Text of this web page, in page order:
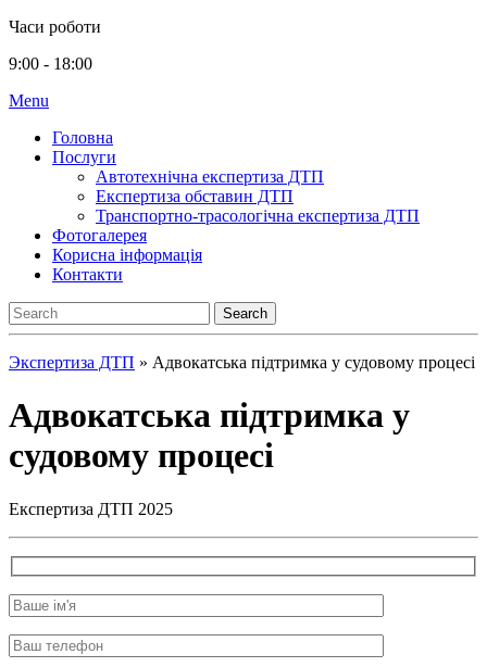
Часи роботи
9:00 - 18:00
Menu
Головна
Послуги
Автотехнічна експертиза ДТП
Експертиза обставин ДТП
Транспортно-трасологічна експертиза ДТП
Фотогалерея
Корисна інформація
Контакти
Экспертиза ДТП » Адвокатська підтримка у судовому процесі
Адвокатська підтримка у
судовому процесі
Експертиза ДТП 2025